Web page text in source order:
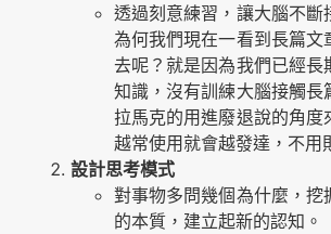
透過刻意練習，讓大腦不斷
為何我們現在一看到長篇文
去呢？就是因為我們已經長
知識，沒有訓練大腦接觸長
拉馬克的用進廢退說的角度
越常使用就會越發達，不用
設計思考模式
對事物多問幾個為什麼，挖
的本質，建立起新的認知。